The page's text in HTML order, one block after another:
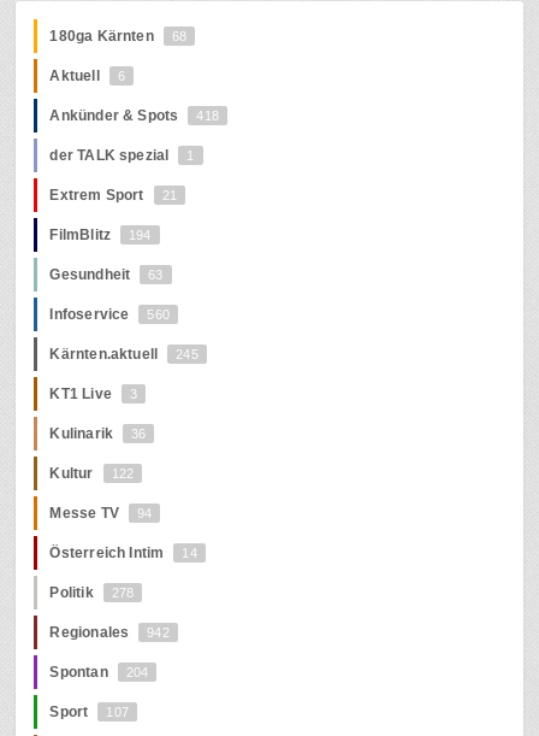
180ga Kärnten 68
Aktuell 6
Ankünder & Spots 418
der TALK spezial 1
Extrem Sport 21
FilmBlitz 194
Gesundheit 63
Infoservice 560
Kärnten.aktuell 245
KT1 Live 3
Kulinarik 36
Kultur 122
Messe TV 94
Österreich Intim 14
Politik 278
Regionales 942
Spontan 204
Sport 107